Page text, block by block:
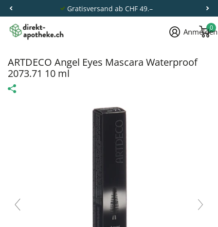
Gratisversand ab CHF 49.–
Anmelden
0
ARTDECO Angel Eyes Mascara Waterproof
2073.71 10 ml